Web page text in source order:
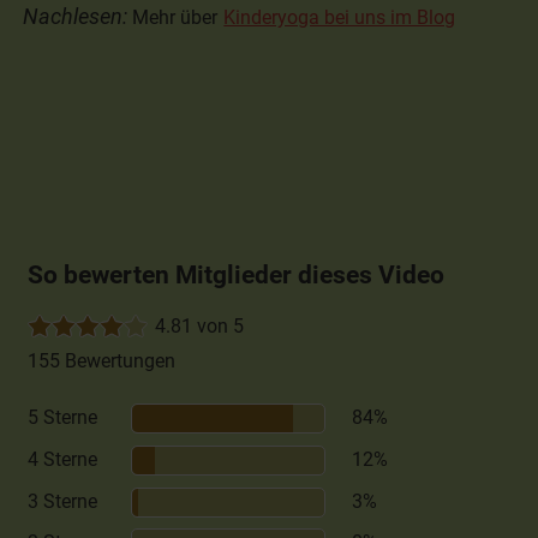
Nachlesen: Mehr über Kinderyoga bei uns im Blog
So bewerten Mitglieder dieses Video
4.81 von 5
155 Bewertungen
5 Sterne
84%
4 Sterne
12%
3 Sterne
3%